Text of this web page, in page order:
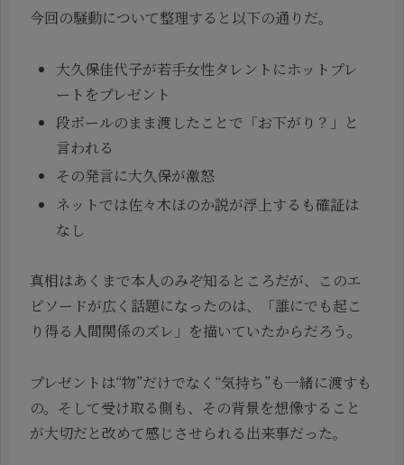
今回の騒動について整理すると以下の通りだ。
大久保佳代子が若手女性タレントにホットプレ
ートをプレゼント
段ボールのまま渡したことで「お下がり？」と
言われる
その発言に大久保が激怒
ネットでは佐々木ほのか説が浮上するも確証は
なし
真相はあくまで本人のみぞ知るところだが、このエ
ピソードが広く話題になったのは、「誰にでも起こ
り得る人間関係のズレ」を描いていたからだろう。
プレゼントは“物”だけでなく“気持ち”も一緒に渡すも
の。そして受け取る側も、その背景を想像すること
が大切だと改めて感じさせられる出来事だった。